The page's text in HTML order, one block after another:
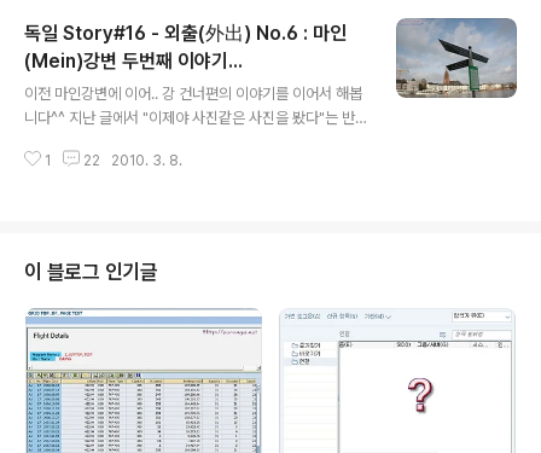
나보다.. 라고 생각해주시기 바랍니다^^;;; 오늘의 사진은
비슷한 위치에서 구도도 비슷하게 담은 사진들이다보니...
같아 보이는 사진들도 있습니다. 가로로 담고 세로로 담고..
구도만 살짝 변경해서 담기도 했으니~ 뭐야? 또야? 라고
ntermeinbrücke 가운데 정도에서 담아본 사진입니다.
독일 Story#16 - 외출(外出) No.6 : 마인
(Mein)강변 두번째 이야기...
이전 마인강변에 이어.. 강 건너편의 이야기를 이어서 해봅
니다^^ 지난 글에서 "이제야 사진같은 사진을 봤다"는 반
래도.. 열심히 올려보려합니다^^;; 오늘도 즐겁게 봐주세요
사진들을 시작으로.. Untermeinbrücke 를 건너는 동안
의 사진들 입니다. Untermeinbrücke 다리를 건너 다시
중앙역까지 걸어가며 담은 사진들도 있으니~ 두,세번의 글
이면 프랑크푸르트는 마무리되지 싶습니다. 이후로는 퓌센
(Füessen)의 노이슈반슈타인 성(Schloß Neu..
1 22 2010. 3. 8.
이 블로그 인기글